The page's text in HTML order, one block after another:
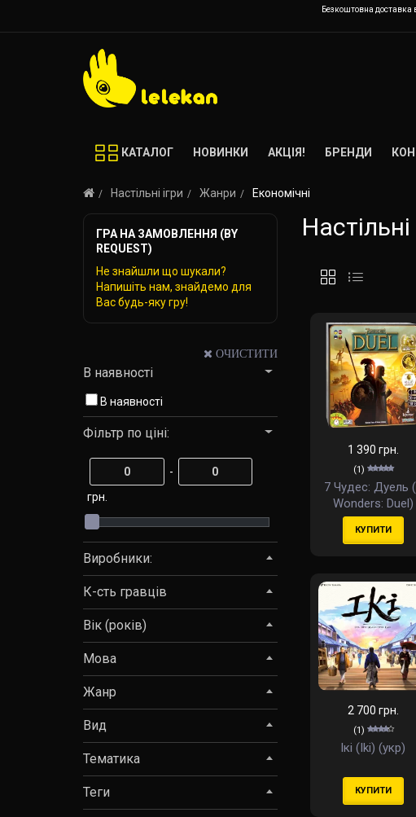
Безкоштовна доставка
КАТАЛОГ НОВИНКИ АКЦІЯ! БРЕНДИ
Настільні ігри Жанри Економічні
ГРА НА ЗАМОВЛЕННЯ (BY
REQUEST)
Не знайшли що шукали?
Напишіть нам, знайдемо для
Вас будь-яку гру!
ОЧИСТИТИ
В наявності
В наявності
Фільтр по ціні:
-
грн.
Виробники:
К-сть гравців
Вік (років)
Мова
Жанр
Вид
Тематика
Теги
1 390 грн.
(1)
7 Чудес: Дуель
Wonders: Duel)
(укр)
КУПИТИ
2 700 грн.
(1)
Ікі (Iki) (укр)
КУПИТИ